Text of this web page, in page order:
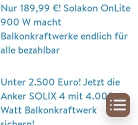
Nur 189,99 €! Solakon OnLite
900 W macht
Balkonkraftwerke endlich für
alle bezahlbar
Unter 2.500 Euro! Jetzt die
Anker SOLIX 4 mit 4.000
Watt Balkonkraftwerk